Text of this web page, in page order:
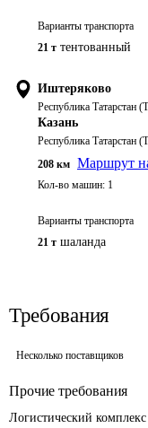
Варианты транспорта
21 т тентованный
Иштеряково
Республика Татарстан
Казань
Республика Татарстан
208 км Маршрут
Кол-во машин: 1
Варианты транспорта
21 т шаланда
Требования
Несколько поставщиков
Прочие требования
Логистический